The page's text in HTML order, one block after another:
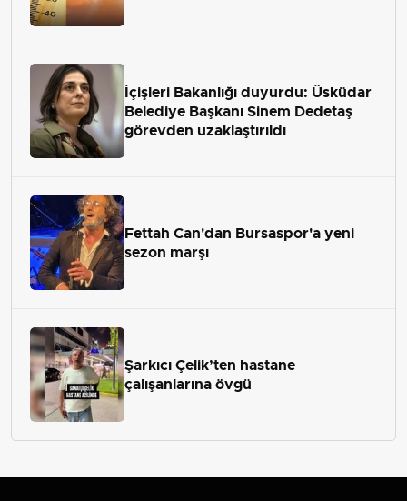
İçişleri Bakanlığı duyurdu: Üsküdar
Belediye Başkanı Sinem Dedetaş
görevden uzaklaştırıldı
Fettah Can'dan Bursaspor'a yeni
sezon marşı
Şarkıcı Çelik’ten hastane
çalışanlarına övgü